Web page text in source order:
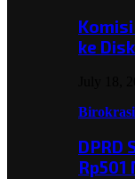
ke
Birokrasi
DPRD